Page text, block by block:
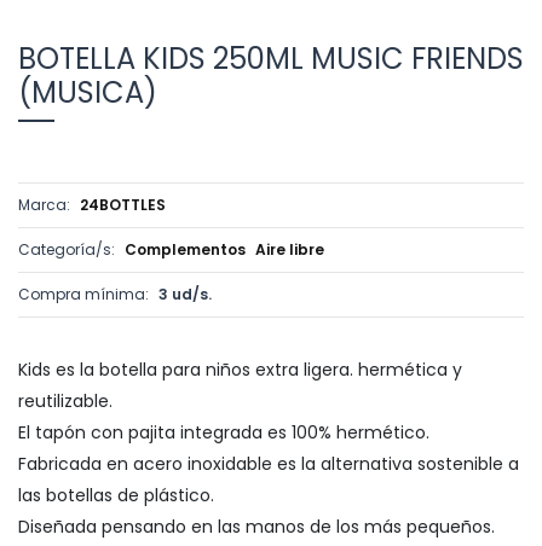
BOTELLA KIDS 250ML MUSIC FRIENDS
(MUSICA)
Marca: 24BOTTLES
Categoría/s: Complementos Aire libre
Compra mínima: 3 ud/s.
Kids es la botella para niños extra ligera. hermética y
reutilizable.
El tapón con pajita integrada es 100% hermético.
Fabricada en acero inoxidable es la alternativa sostenible a
las botellas de plástico.
Diseñada pensando en las manos de los más pequeños.